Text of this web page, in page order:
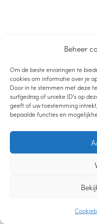
Beheer
Om de beste ervaringen te
cookies om informatie over je
Door in te stemmen met deze
surfgedrag of unieke ID's op
geeft of uw toestemming
bepaalde functies en